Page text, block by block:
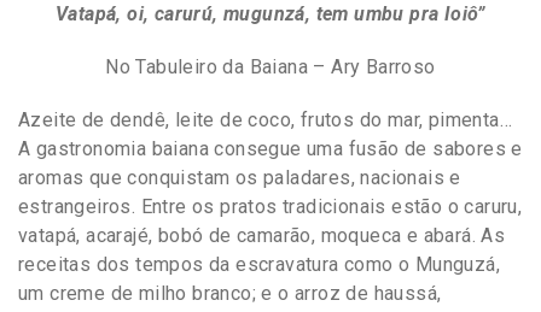
Vatapá, oi, carurú, mugunzá, tem umbu pra Ioiô”
No Tabuleiro da Baiana – Ary Barroso
Azeite de dendê, leite de coco, frutos do mar, pimenta…
A gastronomia baiana consegue uma fusão de sabores e
aromas que conquistam os paladares, nacionais e
estrangeiros. Entre os pratos tradicionais estão o caruru,
vatapá, acarajé, bobó de camarão, moqueca e abará. As
receitas dos tempos da escravatura como o Munguzá,
um creme de milho branco; e o arroz de haussá,